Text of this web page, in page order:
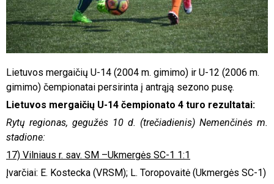
Lietuvos mergaičių U-14 (2004 m. gimimo) ir U-12 (2006 m.
gimimo) čempionatai persirinta į antrąją sezono pusę.
Lietuvos mergaičių U-14 čempionato 4 turo rezultatai:
Rytų regionas, gegužės 10 d. (trečiadienis) Nemenčinės m.
stadione:
17) Vilniaus r. sav. SM –Ukmergės SC-1 1:1
Įvarčiai: E. Kostecka (VRSM); L. Toropovaitė (Ukmergės SC-1)